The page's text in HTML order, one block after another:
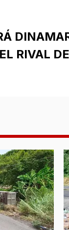
EL RIVAL